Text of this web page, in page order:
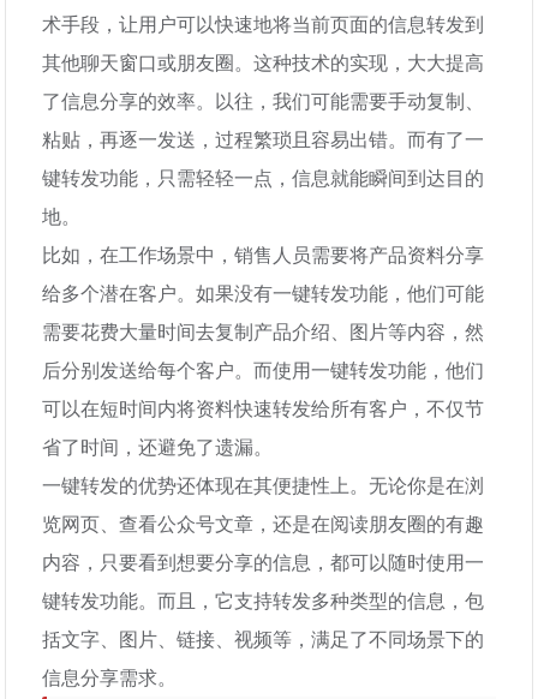
术手段，让用户可以快速地将当前页面的信息转发到
其他聊天窗口或朋友圈。这种技术的实现，大大提高
了信息分享的效率。以往，我们可能需要手动复制、
粘贴，再逐一发送，过程繁琐且容易出错。而有了一
键转发功能，只需轻轻一点，信息就能瞬间到达目的
地。
比如，在工作场景中，销售人员需要将产品资料分享
给多个潜在客户。如果没有一键转发功能，他们可能
需要花费大量时间去复制产品介绍、图片等内容，然
后分别发送给每个客户。而使用一键转发功能，他们
可以在短时间内将资料快速转发给所有客户，不仅节
省了时间，还避免了遗漏。
一键转发的优势还体现在其便捷性上。无论你是在浏
览网页、查看公众号文章，还是在阅读朋友圈的有趣
内容，只要看到想要分享的信息，都可以随时使用一
键转发功能。而且，它支持转发多种类型的信息，包
括文字、图片、链接、视频等，满足了不同场景下的
信息分享需求。